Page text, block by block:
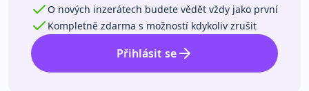
O nových inzerátech budete vědět vždy jako první
Kompletně zdarma s možností kdykoliv zrušit
Přihlásit se